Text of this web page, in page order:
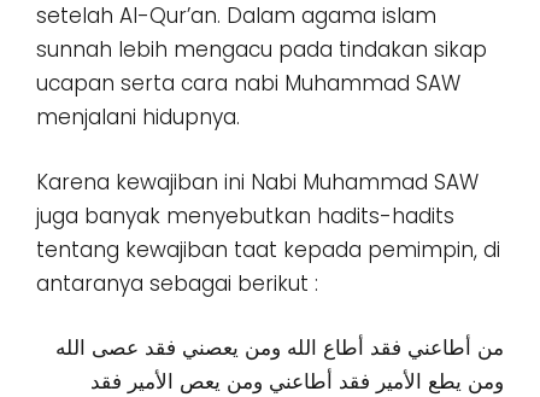
setelah Al-Qur’an. Dalam agama islam
sunnah lebih mengacu pada tindakan sikap
ucapan serta cara nabi Muhammad SAW
menjalani hidupnya.
Karena kewajiban ini Nabi Muhammad SAW
juga banyak menyebutkan hadits-hadits
tentang kewajiban taat kepada pemimpin, di
antaranya sebagai berikut :
من أطاعني فقد أطاع الله ومن يعصني فقد عصى الله
ومن يطع الأمير فقد أطاعني ومن يعص الأمير فقد